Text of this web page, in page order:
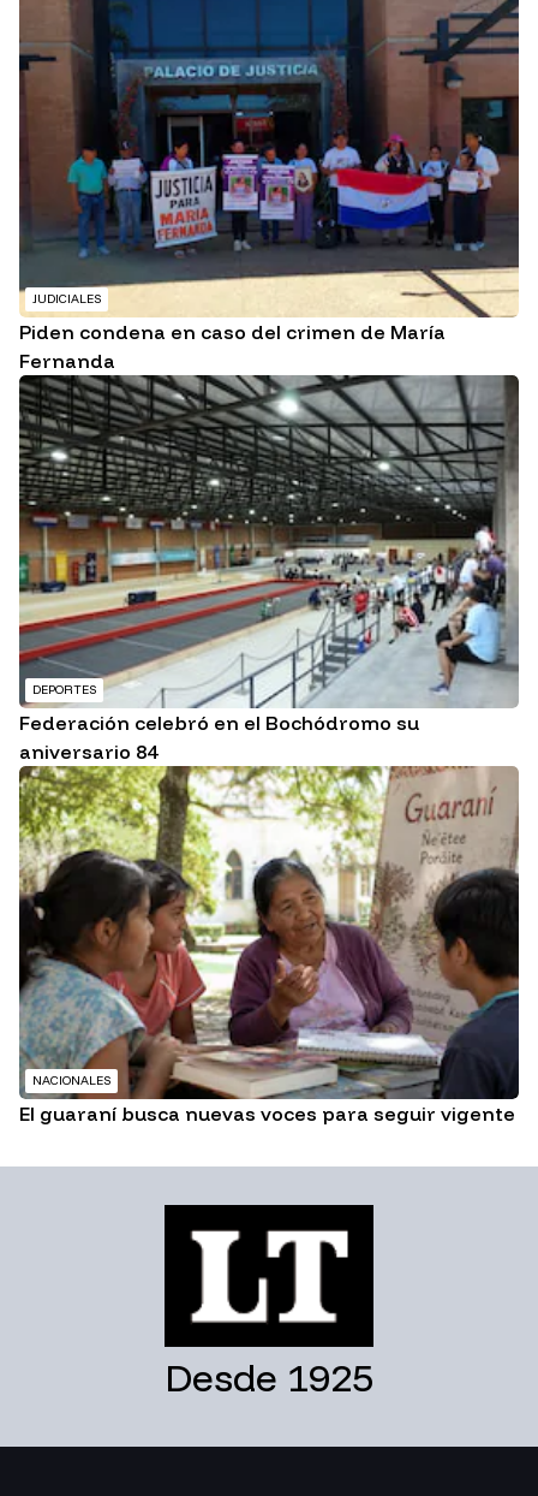
JUDICIALES
Piden condena en caso del crimen de María
Fernanda
DEPORTES
Federación celebró en el Bochódromo su
aniversario 84
NACIONALES
El guaraní busca nuevas voces para seguir vigente
Desde 1925